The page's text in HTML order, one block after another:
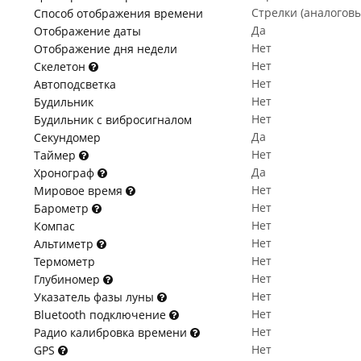
Способ отображения времени
Стрелки
Отображение даты
Да
Отображение дня недели
Нет
Скелетон
Нет
Автоподсветка
Нет
Будильник
Нет
Будильник с вибросигналом
Нет
Секундомер
Да
Таймер
Нет
Хронограф
Да
Мировое время
Нет
Барометр
Нет
Компас
Нет
Альтиметр
Нет
Термометр
Нет
Глубиномер
Нет
Указатель фазы луны
Нет
Bluetooth подключение
Нет
Радио калибровка времени
Нет
GPS
Нет